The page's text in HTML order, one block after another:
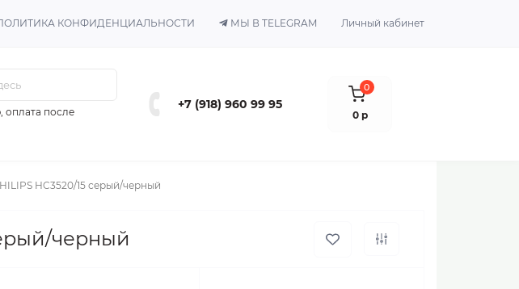
КОНФИДЕНЦИАЛЬНОСТИ МЫ В TELEGRAM Личный кабинет
оплата после
+7 (918) 960 99 95
0
0 р
HC3520/15 серый/черный
черный